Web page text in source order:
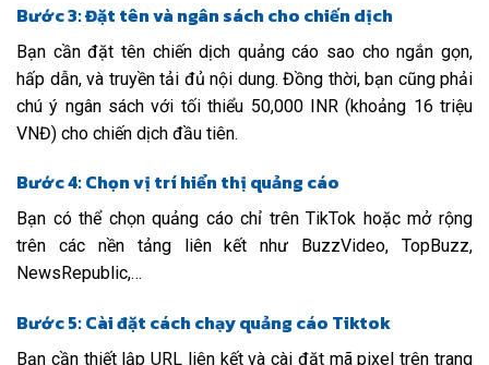
Bước 3: Đặt tên và ngân sách cho chiến dịch
Bạn cần đặt tên chiến dịch quảng cáo sao cho ngắn gọn,
hấp dẫn, và truyền tải đủ nội dung. Đồng thời, bạn cũng phải
chú ý ngân sách với tối thiểu 50,000 INR (khoảng 16 triệu
VNĐ) cho chiến dịch đầu tiên.
Bước 4: Chọn vị trí hiển thị quảng cáo
Bạn có thể chọn quảng cáo chỉ trên TikTok hoặc mở rộng
trên các nền tảng liên kết như BuzzVideo, TopBuzz,
NewsRepublic,…
Bước 5: Cài đặt cách chạy quảng cáo Tiktok
Bạn cần thiết lập URL liên kết và cài đặt mã pixel trên trang